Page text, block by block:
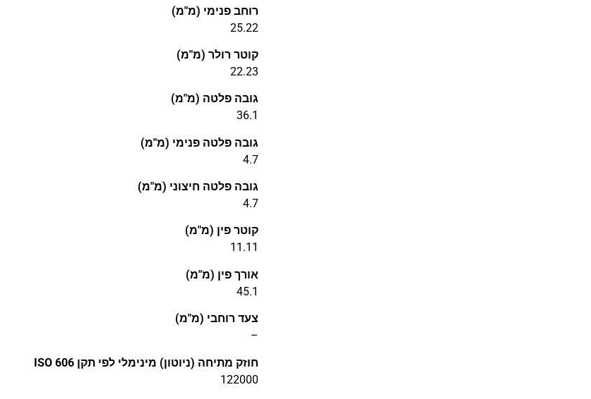
רוחב פנימי (מ"מ)
25.22
קוטר רולר (מ"מ)
22.23
גובה פלטה (מ"מ)
36.1
גובה פלטה פנימי (מ"מ)
4.7
גובה פלטה חיצוני (מ"מ)
4.7
קוטר פין (מ"מ)
11.11
אורך פין (מ"מ)
45.1
צעד רוחבי (מ"מ)
–
חוזק מתיחה (ניוטון) מינימלי לפי תקן ISO 606
122000